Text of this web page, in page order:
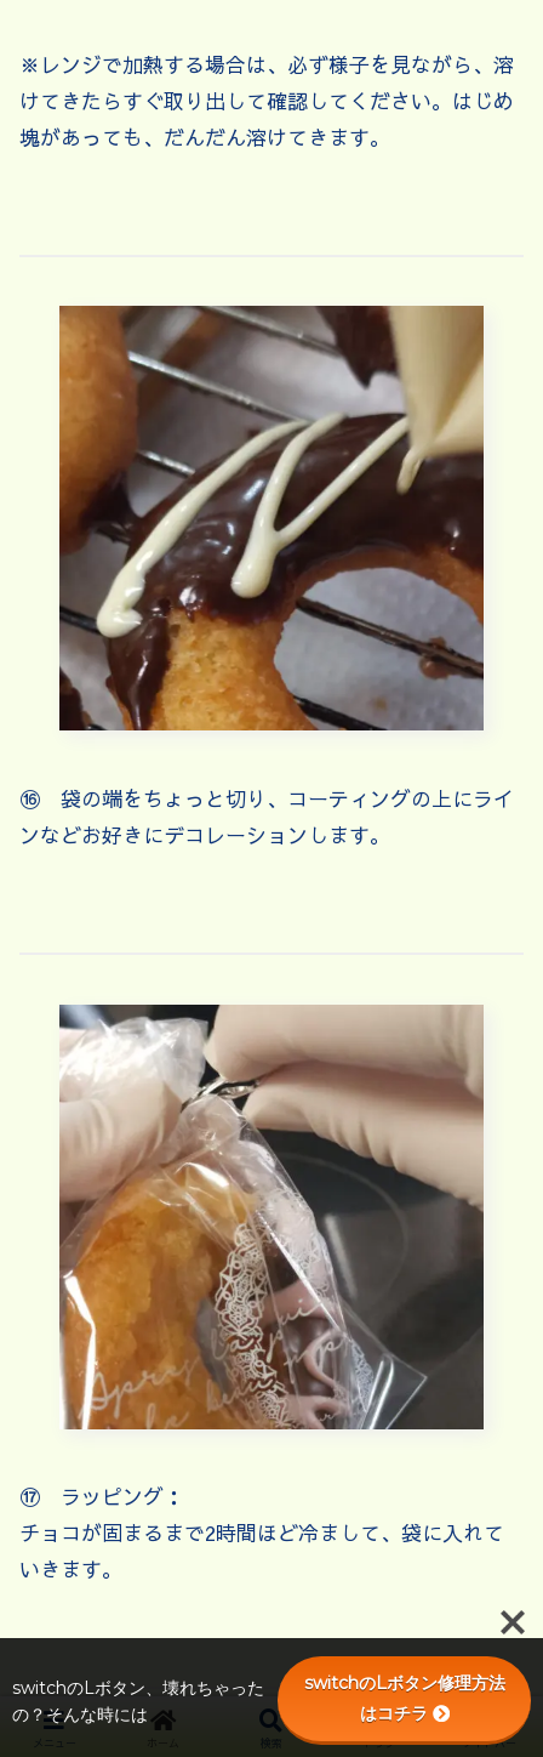
※レンジで加熱する場合は、必ず様子を見ながら、溶
けてきたらすぐ取り出して確認してください。はじめ
塊があっても、だんだん溶けてきます。
⑯ 袋の端をちょっと切り、コーティングの上にライ
ンなどお好きにデコレーションします。
⑰ ラッピング：
チョコが固まるまで2時間ほど冷まして、袋に入れて
いきます。
検索 トップ サイドバー
switchのLボタン、壊れちゃった
の？そんな時には
switchのLボタン修理方法
はコチラ